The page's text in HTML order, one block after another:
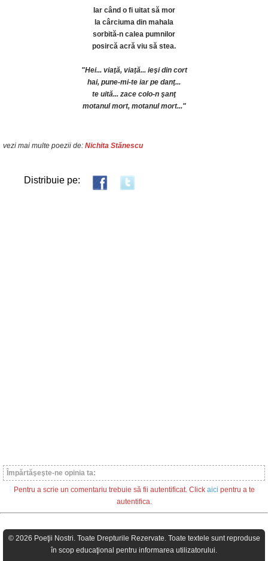
Iar când o fi uitat să mor
la cârciuma din mahala
sorbită-n calea pumnilor
posircă acră viu să stea.
"Hei... viaţă, viaţă... ieşi din cort
hai, pune-mi-te iar pe danţ...
te uită... zace colo-n şanţ
motanul mort, motanul mort..."
vezi mai multe poezii de: Nichita Stănescu
Distribuie pe:
Împărtăşeşte-ne opinia ta:
Pentru a scrie un comentariu trebuie să fii autentificat. Click aici pentru a te
autentifica.
© 2026 Poeţii Nostri. Toate Drepturile Rezervate. Toate textele sunt reproduse
în scop educaţional pentru informarea utilizatorului.